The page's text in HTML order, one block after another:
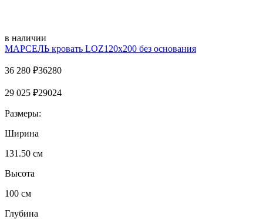
в наличии
МАРСЕЛЬ кровать LOZ120х200 без основания
36 280 ₽36280
29 025 ₽29024
Размеры:
Ширина
131.50 см
Высота
100 см
Глубина